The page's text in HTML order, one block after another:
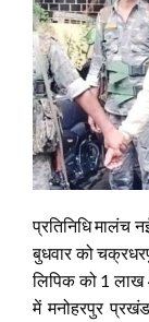
प्रतिनिधि मालंच
बुधवार को
लिपिक को 1 लाख
में मनोहरपुर